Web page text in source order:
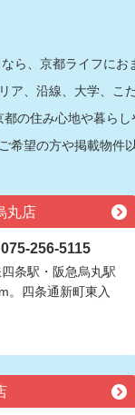
ら、京都ライフに
ア、沿線、大学、こ
の住み心地や暮ら
希望の方や掲載物件
丸店
075-256-5115
条駅・阪急烏丸駅
。四条通新町東入